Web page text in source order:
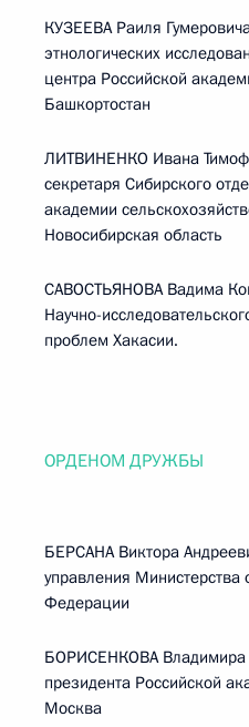
КУЗЕЕВА Раиля
этнологических
центра Российской
Башкортостан
ЛИТВИНЕНКО Ивана
секретаря Сибирского
академии
Новосибирская область
САВОСТЬЯНОВА Вадима
Научно-
проблем Хакасии.
ОРДЕНОМ ДРУЖБЫ
БЕРСАНА Виктора
управления Министерства
Федерации
БОРИСЕНКОВА Владимира
президента Российской
Москва